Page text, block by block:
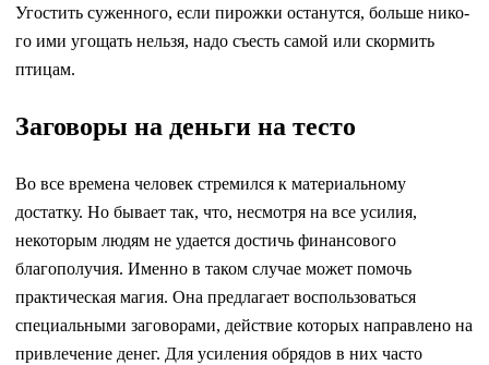
Угостить суженного, если пирожки останутся, больше нико­
го ими угощать нельзя, надо съесть самой или скормить
птицам.
Заговоры на деньги на тесто
Во все времена человек стремился к материальному
достатку. Но бывает так, что, несмотря на все усилия,
некоторым людям не удается достичь финансового
благополучия. Именно в таком случае может помочь
практическая магия. Она предлагает воспользоваться
специальными заговорами, действие которых направлено на
привлечение денег. Для усиления обрядов в них часто